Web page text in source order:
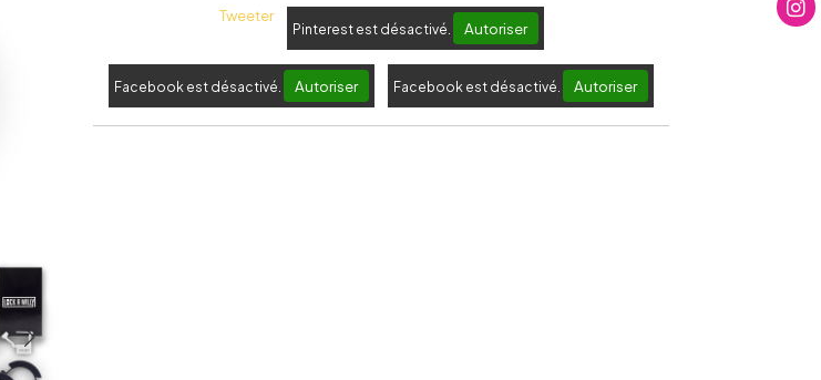
Tweeter
Pinterest est désactivé. Autoriser
Facebook est désactivé. Autoriser Facebook est désactivé. Autoriser